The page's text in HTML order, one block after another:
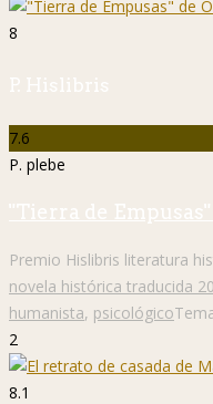
8
P. Hislibris
7.6
P. plebe
"Tierra de
Premio Hislibris literatura
novela histórica traducida
humanista, psicológico
2
8.1